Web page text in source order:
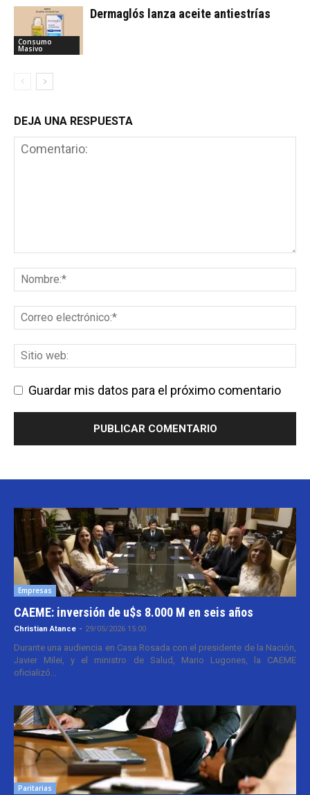
Consumo
Masivo
Dermaglós lanza aceite antiestrías
DEJA UNA RESPUESTA
Guardar mis datos para el próximo comentario
Empresas
CAEME: inversión de u$s 8.000 M en seis años
Christian Atance - 29/05/2026 15:00
Durante una audiencia en Casa Rosada con el presidente de la Nación,
Javier Milei, y el ministro de Salud, Mario Lugones, la CAEME
oficializó...
Paritarias